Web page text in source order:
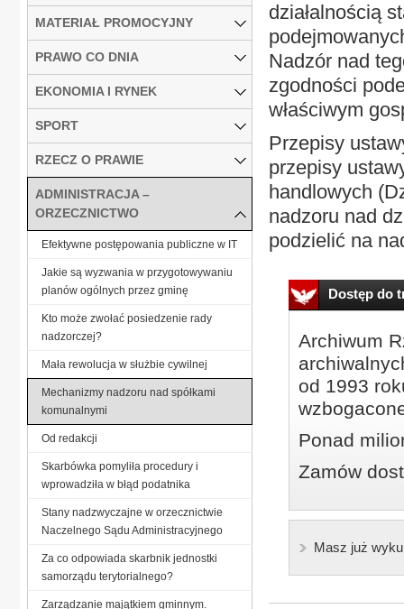
działalnością
Nadzór nad
zgodności
właściwym
Przepisy
przepisy
handlowych
nadzoru nad
podzielić na
Dostęp do
Archiwum
od 1993
Ponad
Zamów
Masz już
MATERIAŁ PROMOCYJNY
PRAWO CO DNIA
EKONOMIA I RYNEK
SPORT
RZECZ O PRAWIE
ADMINISTRACJA –
ORZECZNICTWO
Efektywne postępowania publiczne w IT
Jakie są wyzwania w przygotowywaniu
planów ogólnych przez gminę
Kto może zwołać posiedzenie rady
nadzorczej?
Mała rewolucja w służbie cywilnej
Mechanizmy nadzoru nad spółkami
komunalnymi
Od redakcji
Skarbówka pomyliła procedury i
wprowadziła w błąd podatnika
Stany nadzwyczajne w orzecznictwie
Naczelnego Sądu Administracyjnego
Za co odpowiada skarbnik jednostki
samorządu terytorialnego?
Zarządzanie majątkiem gminnym.